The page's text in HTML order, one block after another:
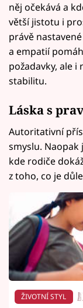
něj očekává a
větší jistotu i
právě
a empatií
požadavky, ale
stabilitu.
Láska s
Autoritativní
smyslu.
kde rodiče
z toho, co je
ŽIVOTNÍ STYL